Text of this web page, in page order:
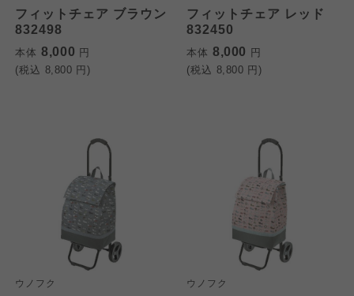
フィットチェア ブラウン
832498
本体 8,000 円
(税込 8,800 円)
フィットチェア レッド
832450
本体 8,000 円
(税込 8,800 円)
ウノフク ウノフク